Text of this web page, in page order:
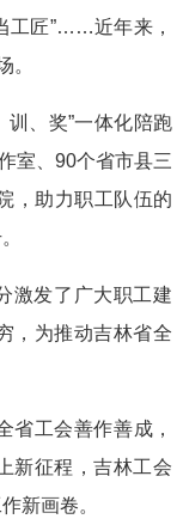
工匠”……近年来，
。
训、奖”一体化陪跑
室、90个省市县三
，助力职工队伍的
激发了广大职工建
，为推动吉林省全
省工会善作善成，
新征程，吉林工会
新画卷。